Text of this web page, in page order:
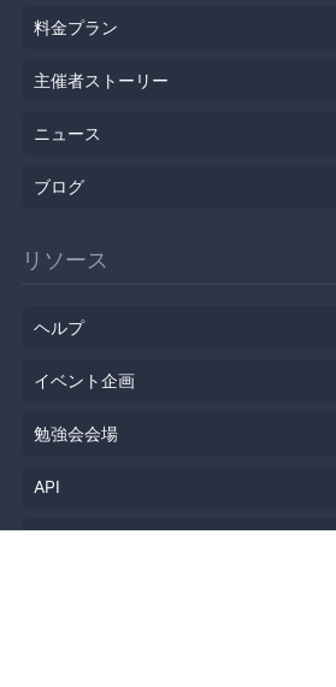
料金プラン
主催者ストーリー
ニュース
ブログ
リソース
ヘルプ
イベント企画
勉強会会場
API